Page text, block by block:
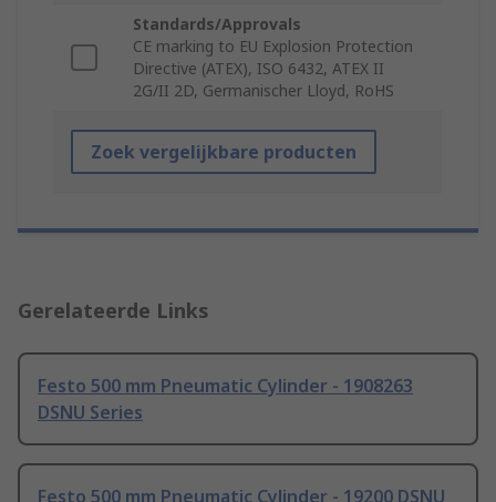
Standards/Approvals
CE marking to EU Explosion Protection
Directive (ATEX), ISO 6432, ATEX II
2G/II 2D, Germanischer Lloyd, RoHS
Zoek vergelijkbare producten
Gerelateerde Links
Festo 500 mm Pneumatic Cylinder - 1908263
DSNU Series
Festo 500 mm Pneumatic Cylinder - 19200 DSNU